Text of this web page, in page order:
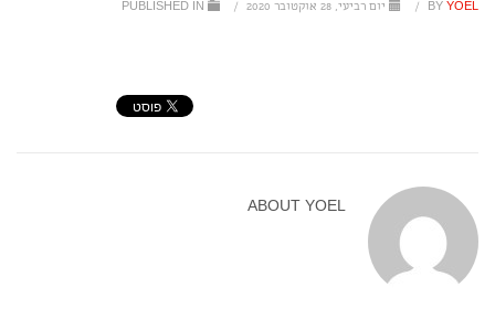
BY YOEL
/ יום רביעי, 28 אוקטובר 2020 /
ABOUT YOEL